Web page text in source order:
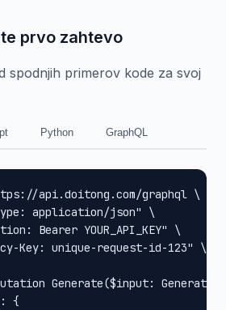
prvo zahtevo
spodnjih primerov kode za svoj
Python GraphQL
api.doitong.com/graphql \
application/json" \
Bearer YOUR_API_KEY" \
Key: unique-request-id-123" \
Generate($input:
{